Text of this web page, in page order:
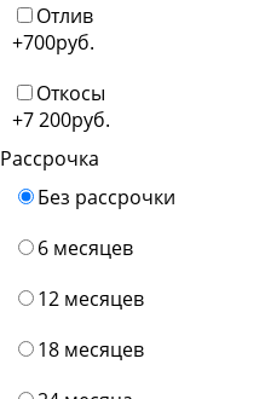
Отлив
+700руб.
Откосы
+7 200руб.
Рассрочка
Без рассрочки
6 месяцев
12 месяцев
18 месяцев